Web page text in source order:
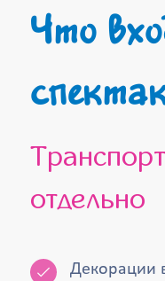
Что входит в стоимость
Транспортные расходы рассчитываются
отдельно
Декорации